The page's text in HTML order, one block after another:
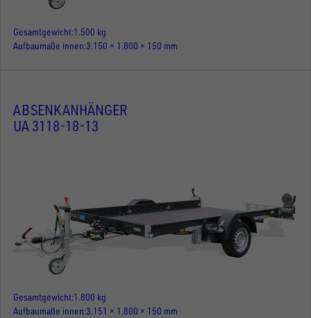
Gesamtgewicht 1.500 kg
Aufbaumaße innen 3.150 × 1.800 × 150 mm
ABSENKANHÄNGER
UA 3118-18-13
Gesamtgewicht 1.800 kg
Aufbaumaße innen 3.151 × 1.800 × 150 mm